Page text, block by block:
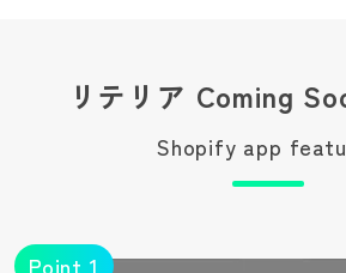
リテリア Coming
Shopify app
Point 1